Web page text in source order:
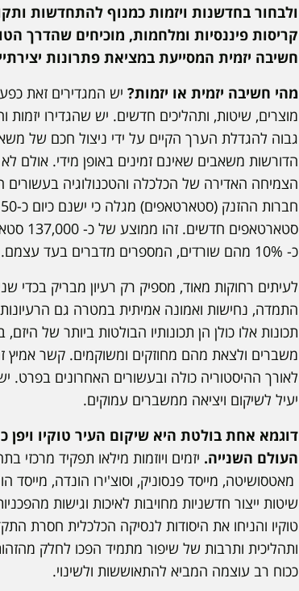
ולבחור בחדשנות ויזמות כמנוף להתחדשות
קריסות פיננסיות ומלחמות, מוכיחים שהדרך
חשיבה יזמית המסייעת במציאת פתרונות
מהי חשיבה יזמית או יזמות? יש המגדירים זאת
מוצרים, שיטות, ותהליכים חדשים. יש שהגדירו יזמות
גבוה להגדלת הערך הקיים על ידי ניצול חכם של
הדורשות משאבים שאינם זמינים באופן מידי. אולם
הצמיחה האדירה של הכלכלה והטכנולוגיה
כ- 10% מהם שורדים, המספרים מדברים בעד עצמם.
לעיתים רחוקות מאוד, מספיק רק רעיון מבריק בכדי
התמדה, נחישות ואמונה אמיתית במטרה גם
תכונות אלו כולן הן תכונותיו הבולטות ביותר של
משברים ולצאת מהם מחוזקים ומשוקמים. קשר אמיץ
לאורך ההיסטוריה כולה ובעשורים האחרונים בפרט.
יעיל לשיקום ויציאה ממשברים עמוקים.
דוגמא אחת בולטת היא שיקום העיר טוקיו
העולם השנייה. יזמים ויוזמות מילאו תפקיד מרכזי
מאטסושיטה, מייסד פנסוניק, וסוצ'ירו הונדה,
שיטות ייצור חדשניות מחויבות לאיכות וגישות
טוקיו והניחו את היסודות לנסיקה הכלכלית חסרת
ותהליכית ותרבות של שיפור מתמיד הפכו לחלק
ככוח רב עוצמה המביא להתאוששות ולשינוי.